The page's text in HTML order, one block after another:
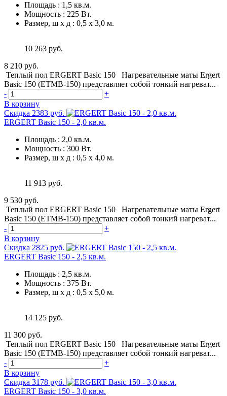
Площадь : 1,5 кв.м.
Мощность : 225 Вт.
Размер, ш х д : 0,5 х 3,0 м.
10 263 руб.
8 210 руб.
Теплый пол ERGERT Basic 150 Нагревательные маты Ergert
Basic 150 (ETMB-150) представляет собой тонкий нагреват...
-
+
В корзину
Скидка 2383 руб.
ERGERT Basic 150 - 2,0 кв.м.
Площадь : 2,0 кв.м.
Мощность : 300 Вт.
Размер, ш х д : 0,5 х 4,0 м.
11 913 руб.
9 530 руб.
Теплый пол ERGERT Basic 150 Нагревательные маты Ergert
Basic 150 (ETMB-150) представляет собой тонкий нагреват...
-
+
В корзину
Скидка 2825 руб.
ERGERT Basic 150 - 2,5 кв.м.
Площадь : 2,5 кв.м.
Мощность : 375 Вт.
Размер, ш х д : 0,5 х 5,0 м.
14 125 руб.
11 300 руб.
Теплый пол ERGERT Basic 150 Нагревательные маты Ergert
Basic 150 (ETMB-150) представляет собой тонкий нагреват...
-
+
В корзину
Скидка 3178 руб.
ERGERT Basic 150 - 3,0 кв.м.